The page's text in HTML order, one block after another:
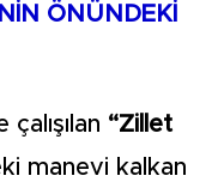
ÖNÜNDEKİ
“Zillet
manevi kalkan